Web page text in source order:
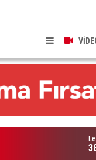
düşen scooter